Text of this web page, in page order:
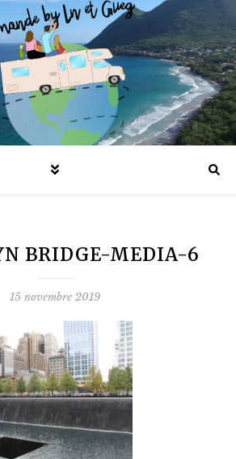
en famille et expatriation
BRIDGE-MEDIA-6
15 novembre 2019